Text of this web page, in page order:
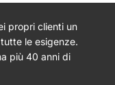
propri clienti un
le esigenze.
più 40 anni di